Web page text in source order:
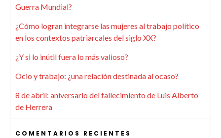
Guerra Mundial?
¿Cómo logran integrarse las mujeres al trabajo político
en los contextos patriarcales del siglo XX?
¿Y si lo inútil fuera lo más valioso?
Ocio y trabajo: ¿una relación destinada al ocaso?
8 de abril: aniversario del fallecimiento de Luis Alberto
de Herrera
COMENTARIOS RECIENTES